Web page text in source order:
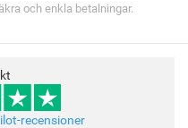
och enkla betalningar.
recensioner